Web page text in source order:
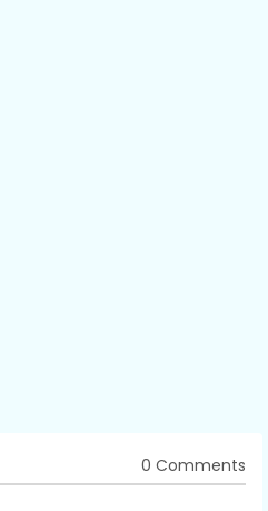
0 Comments